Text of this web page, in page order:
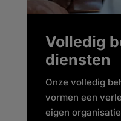
Volledig
diensten
Onze volledig
vormen een
eigen